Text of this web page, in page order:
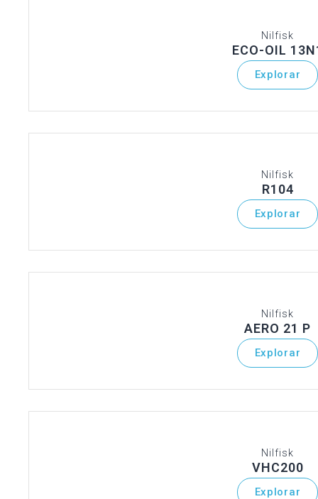
Nilfisk
ECO-OIL
Explorar
Nilfisk
R104
Explorar
Nilfisk
AERO 21 P
Explorar
Nilfisk
VHC200
Explorar